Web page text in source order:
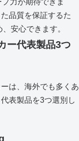
力が期待できま
品質を保証するた
安心できます。
ー代表製品3つ
は、海外でも多くあ
表製品を3つ選別し